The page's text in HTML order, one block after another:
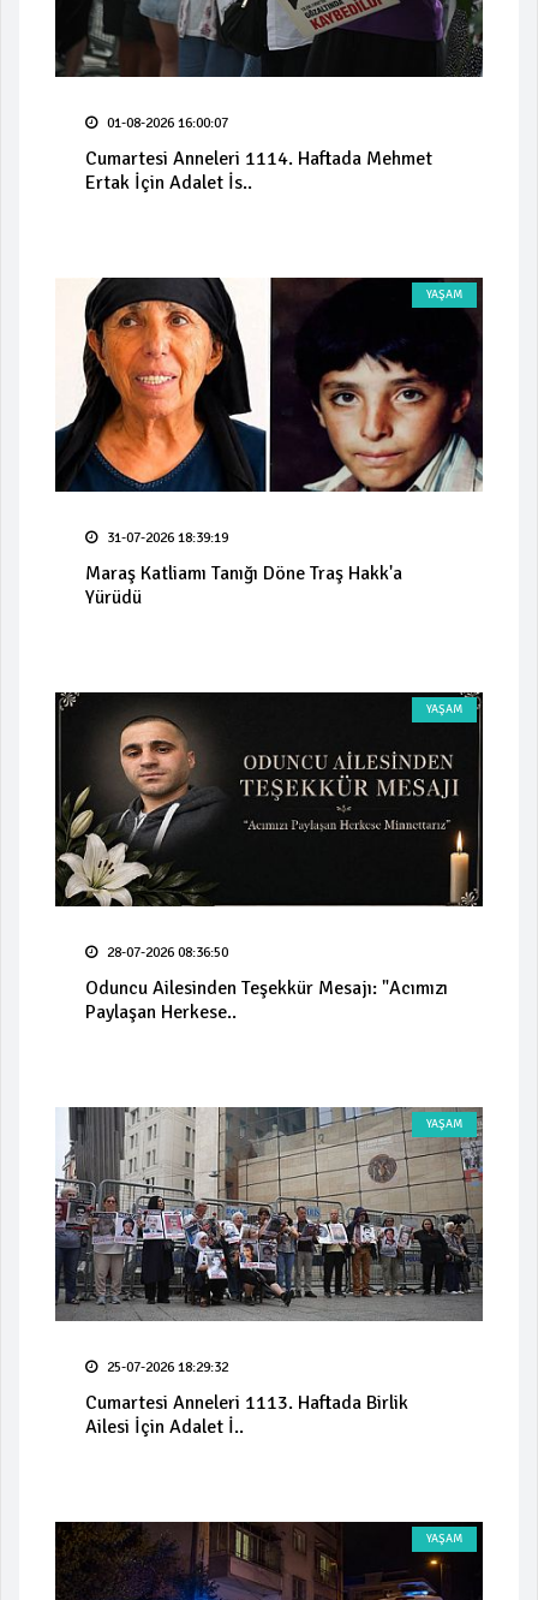
01-08-2026 16:00:07
Cumartesi Anneleri 1114. Haftada Mehmet
Ertak İçin Adalet İs..
YAŞAM
31-07-2026 18:39:19
Maraş Katliamı Tanığı Döne Traş Hakk'a
Yürüdü
YAŞAM
28-07-2026 08:36:50
Oduncu Ailesinden Teşekkür Mesajı: "Acımızı
Paylaşan Herkese..
YAŞAM
25-07-2026 18:29:32
Cumartesi Anneleri 1113. Haftada Birlik
Ailesi İçin Adalet İ..
YAŞAM